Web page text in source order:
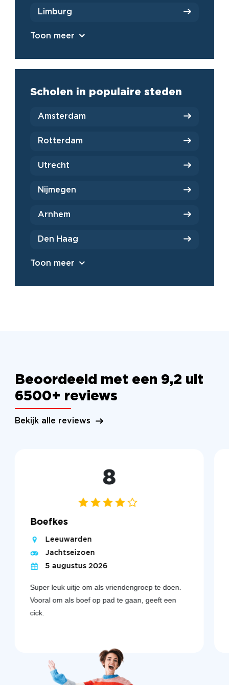
Limburg
Toon meer
Scholen in populaire steden
Amsterdam
Rotterdam
Utrecht
Nijmegen
Arnhem
Den Haag
Toon meer
Beoordeeld met een 9,2 uit
6500+ reviews
Bekijk alle reviews
8
Boefkes
Leeuwarden
Jachtseizoen
5 augustus 2026
Super leuk uitje om als vriendengroep te doen.
Vooral om als boef op pad te gaan, geeft een
cick.